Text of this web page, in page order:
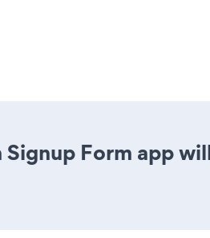
Form app